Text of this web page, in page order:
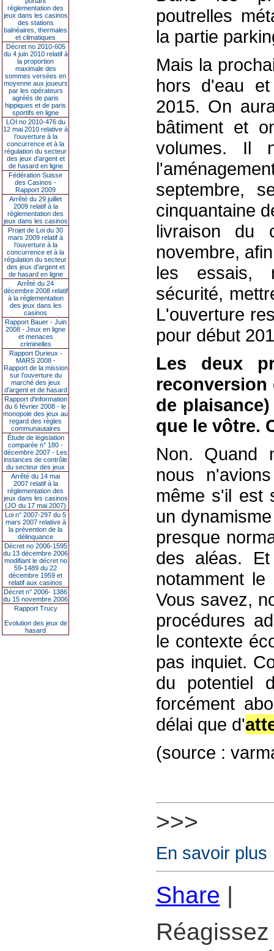
réglementation des
jeux dans les casinos
des stations
balnéaires, thermales
et climatiques
Décret no 2010-605
du 4 juin 2010 relatif à
la proportion
maximale des
sommes versées en
moyenne aux joueurs
par les opérateurs
agréés de paris
hippiques et de paris
sportifs en ligne
LOI no 2010-476 du
12 mai 2010 relative à
l’ouverture à la
concurrence et à la
régulation du secteur
des jeux d’argent et
de hasard en ligne
Fédération Suisse
des Casinos -
Rapport 2009
Arrêté du 29 juillet
2009 relatif à la
réglementation des
jeux dans les casinos
Projet de Loi du 30
mars 2009 relatif à
l’ouverture à la
concurrence et à la
régulation du secteur
des jeux d’argent et
de hasard en ligne
Arrêté du 24
décembre 2008 relatif
à la réglementation
des jeux dans les
casinos
Rapport Bauer - Juin
2008 - Jeux en ligne
et menaces
criminelles
Rapport Durieux -
MARS 2008 -
Rapport de la mission
sur l’ouverture du
marché des jeux
d’argent et de hasard
Rapport d'information
du 6 février 2008 - le
monopole des jeux au
regard des règles
communautaires
Étude de législation
comparée n° 180 -
décembre 2007 - Les
instances de contrôle
du secteur des jeux
Arrêté du 14 mai
2007 relatif à la
réglementation des
jeux dans les casinos
(JO du 17 mai 2007)
Loi n° 2007-297 du 5
mars 2007 relative à
la prévention de la
délinquance
Décret no 2006-1595
du 13 décembre 2006
modifiant le décret no
59-1489 du 22
décembre 1959 et
relatif aux casinos
Décret n° 2006- 1386
du 15 novembre 2006
Rapport Trucy
Evolution des jeux de
hasard
poutrelles
la partie
Mais la
hors d'eau
2015. On
bâtiment et
volumes. Il
septembre,
cinquantaine
livraison du
novembre,
les essais,
sécurité,
L'ouverture
pour début
Les deux
de
que le vôtre.
Non. Quand
nous
même s'il est
un
presque
des aléas.
notamment
Vous savez,
procédures
le contexte
pas inquiet.
du potentiel
forcément
délai que d'
(source :
>>>
En savoir plus
Share |